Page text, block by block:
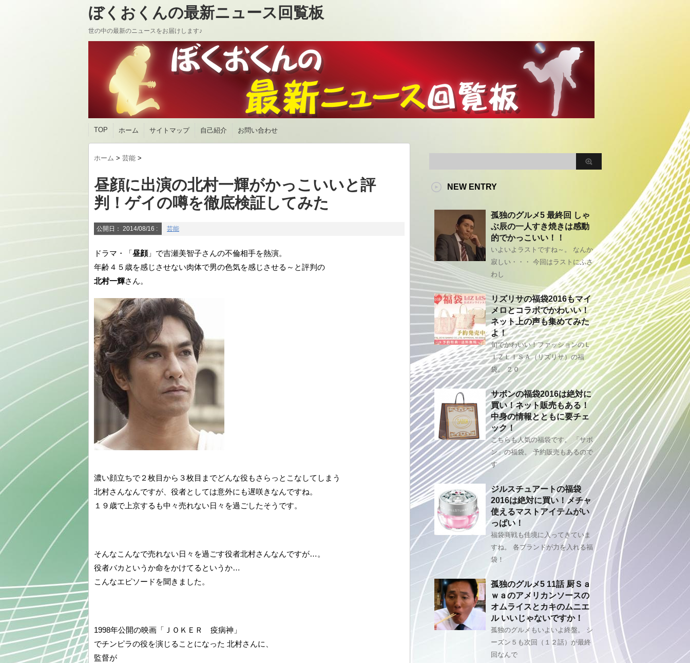
ぼくおくんの最新ニュース回覧板
世の中の最新のニュースをお届けします♪
TOP ホーム サイトマップ 自己紹介 お問い合わせ
ホーム > 芸能 >
昼顔に出演の北村一輝がかっこいいと評
判！ゲイの噂を徹底検証してみた
公開日： 2014/08/16 : 芸能
ドラマ・「昼顔」で吉瀬美智子さんの不倫相手を熱演。
年齢４５歳を感じさせない肉体で男の色気を感じさせる～と評判の
北村一輝さん。
濃い顔立ちで２枚目から３枚目までどんな役もさらっとこなしてしまう
北村さんなんですが、役者としては意外にも遅咲きなんですね。
１９歳で上京するも中々売れない日々を過ごしたそうです。
そんなこんなで売れない日々を過ごす役者北村さんなんですが…。
役者バカというか命をかけてるというか…
こんなエピソードを聞きました。
1998年公開の映画「ＪＯＫＥＲ 疫病神」
でチンピラの役を演じることになった 北村さんに、
監督が
NEW ENTRY
孤独のグルメ5 最終回 しゃ
ぶ辰の一人すき焼きは感動
的でかっこいい！！
いよいよラストですね～。 なんか
寂しい・・・ 今回はラストにふさ
わし
リズリサの福袋2016もマイ
メロとコラボでかわいい！
ネット上の声も集めてみた
よ！
旬でかわいい！ファッションのＬ
ＩＺＬＩＳＡ（リズリサ）の福
袋。 ２０
サボンの福袋2016は絶対に
買い！ネット販売もある！
中身の情報とともに要チェ
ック！
こちらも人気の福袋です。 「サボ
ン」の福袋。 予約販売もあるので
す
ジルスチュアートの福袋
2016は絶対に買い！メチャ
使えるマストアイテムがい
っぱい！
福袋商戦も佳境に入ってきていま
すね。 各ブランドが力を入れる福
袋！
孤独のグルメ5 11話 厨Ｓａ
ｗａのアメリカンソースの
オムライスとカキのムニエ
ル いいじゃないですか！
孤独のグルメもいよいよ終盤。 シ
ーズン５も次回（１２話）が最終
回なんで